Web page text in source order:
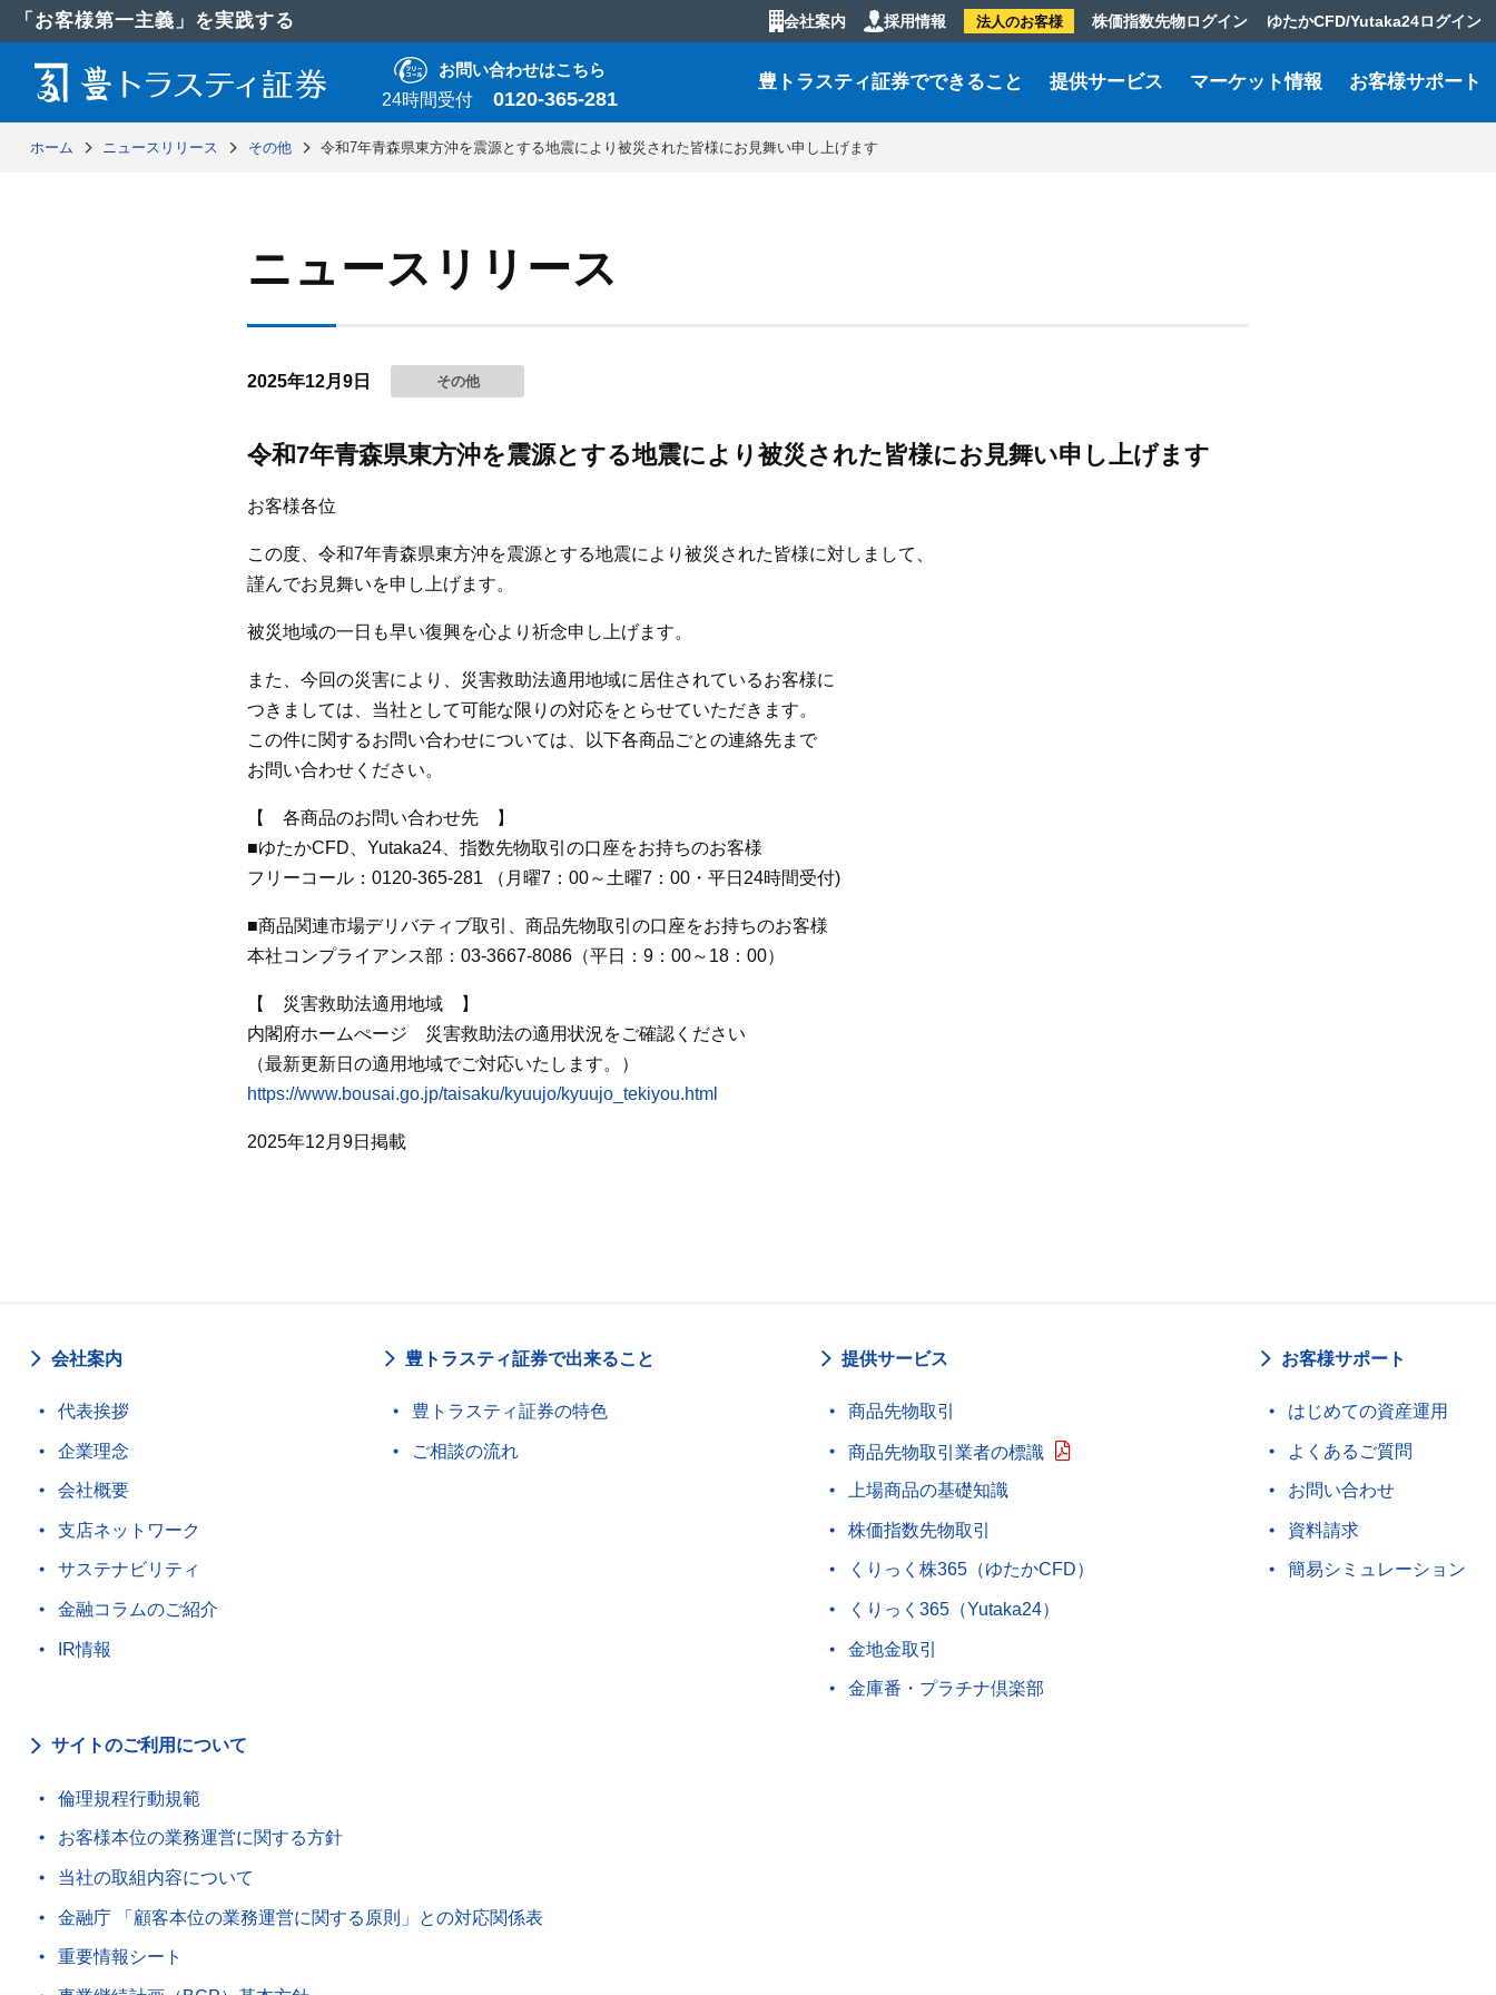
「お客様第一主義」を実践する 会社案内 採用情報 法人のお客様 株価指数先物ログイン ゆたかCFD/Yutaka24ログイン
お問い合わせはこちら
24時間受付
0120-365-281
豊トラスティ証券でできること 提供サービス マーケット情報 お客様サポート
ホーム ニュースリリース その他 令和7年青森県東方沖を震源とする地震により被災された皆様にお見舞い申し上げます
ニュースリリース
2025年12月9日 その他
令和7年青森県東方沖を震源とする地震により被災された皆様にお見舞い申し上げます
お客様各位
この度、令和7年青森県東方沖を震源とする地震により被災された皆様に対しまして、
謹んでお見舞いを申し上げます。
被災地域の一日も早い復興を心より祈念申し上げます。
また、今回の災害により、災害救助法適用地域に居住されているお客様に
つきましては、当社として可能な限りの対応をとらせていただきます。
この件に関するお問い合わせについては、以下各商品ごとの連絡先まで
お問い合わせください。
【 各商品のお問い合わせ先 】
■ゆたかCFD、Yutaka24、指数先物取引の口座をお持ちのお客様
フリーコール：0120-365-281 （月曜7：00～土曜7：00・平日24時間受付)
■商品関連市場デリバティブ取引、商品先物取引の口座をお持ちのお客様
本社コンプライアンス部：03-3667-8086（平日：9：00～18：00）
【 災害救助法適用地域 】
内閣府ホームぺージ 災害救助法の適用状況をご確認ください
（最新更新日の適用地域でご対応いたします。）
https://www.bousai.go.jp/taisaku/kyuujo/kyuujo_tekiyou.html
2025年12月9日掲載
会社案内
代表挨拶
企業理念
会社概要
支店ネットワーク
サステナビリティ
金融コラムのご紹介
IR情報
豊トラスティ証券で出来ること
豊トラスティ証券の特色
ご相談の流れ
提供サービス
商品先物取引
商品先物取引業者の標識
上場商品の基礎知識
株価指数先物取引
くりっく株365（ゆたかCFD）
くりっく365（Yutaka24）
金地金取引
金庫番・プラチナ倶楽部
お客様サポート
はじめての資産運用
よくあるご質問
お問い合わせ
資料請求
簡易シミュレーション
サイトのご利用について
倫理規程行動規範
お客様本位の業務運営に関する方針
当社の取組内容について
金融庁 「顧客本位の業務運営に関する原則」との対応関係表
重要情報シート